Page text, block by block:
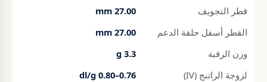
قطر التجويف
27.00 mm
القطر أسفل حلقة الدعم
27.00 mm
وزن الرقبة
3.3 g
لزوجة الراتنج (IV)
0.76–0.80 dl/g